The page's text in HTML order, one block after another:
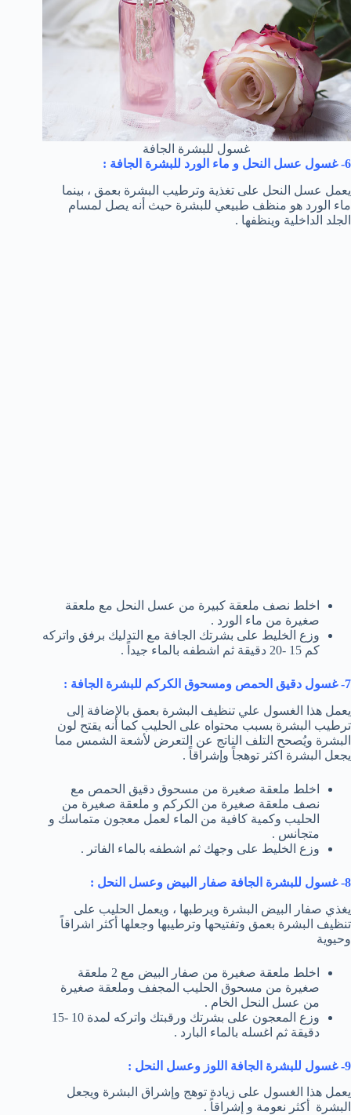
غسول للبشرة الجافة
6- غسول عسل النحل و ماء الورد للبشرة الجافة :
يعمل عسل النحل على تغذية وترطيب البشرة بعمق ، بينما
ماء الورد هو منظف طبيعي للبشرة حيث أنه يصل لمسام
الجلد الداخلية وينظفها .
اخلط نصف ملعقة كبيرة من عسل النحل مع ملعقة
صغيرة من ماء الورد .
وزع الخليط على بشرتك الجافة مع التدليك برفق واتركه
كم 15 -20 دقيقة ثم اشطفه بالماء جيداً .
7- غسول دقيق الحمص ومسحوق الكركم للبشرة الجافة :
يعمل هذا الغسول علي تنظيف البشرة بعمق بالإضافة إلى
ترطيب البشرة بسبب محتواه على الحليب كما أنه يقتح لون
البشرة ويُصحح التلف الناتج عن التعرض لأشعة الشمس مما
يجعل البشرة اكثر توهجاً وإشراقاً .
اخلط ملعقة صغيرة من مسحوق دقيق الحمص مع
نصف ملعقة صغيرة من الكركم و ملعقة صغيرة من
الحليب وكمية كافية من الماء لعمل معجون متماسك و
متجانس .
وزع الخليط على وجهك ثم اشطفه بالماء الفاتر .
8- غسول للبشرة الجافة صفار البيض وعسل النحل :
يغذي صفار البيض البشرة ويرطبها ، ويعمل الحليب على
تنظيف البشرة بعمق وتفتيحها وترطيبها وجعلها أكثر اشراقاً
وحيوية
اخلط ملعقة صغيرة من صفار البيض مع 2 ملعقة
صغيرة من مسحوق الحليب المجفف وملعقة صغيرة
من عسل النحل الخام .
وزع المعجون على بشرتك ورقبتك واتركه لمدة 10 -15
دقيقة ثم اغسله بالماء البارد .
9- غسول للبشرة الجافة اللوز وعسل النحل :
يعمل هذا الغسول على زيادة توهج وإشراق البشرة ويجعل
البشرة أكثر نعومة و إشراقاً .